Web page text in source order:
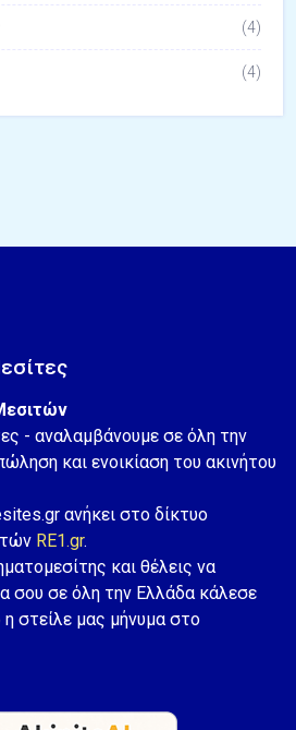
(4)
(4)
- αναλαμβάνουμε σε όλη την
και ενοικίαση του ακινήτου
ανήκει στο δίκτυο
RE1.gr.
και θέλεις να
σου σε όλη την Ελλάδα κάλεσε
η στείλε μας μήνυμα στο